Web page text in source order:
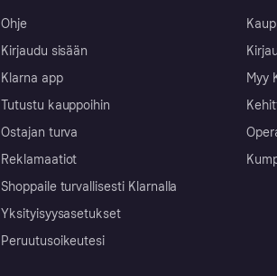
Ohje
Kirjaudu sisään
Klarna app
Tutustu kauppoihin
Ostajan turva
Reklamaatiot
Shoppaile turvallisesti Klarnalla
Yksityisyysasetukset
Peruutusoikeutesi
Myy